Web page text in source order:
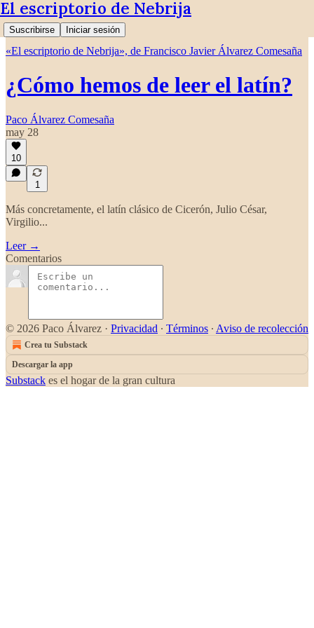
El escriptorio de Nebrija
Suscribirse Iniciar sesión
«El escriptorio de Nebrija», de Francisco Javier Álvarez Comesaña
¿Cómo hemos de leer el latín?
Paco Álvarez Comesaña
may 28
10
1
Más concretamente, el latín clásico de Cicerón, Julio César,
Virgilio...
Leer →
Comentarios
© 2026 Paco Álvarez · Privacidad ∙ Términos ∙ Aviso de recolección
Crea tu Substack
Descargar la app
Substack es el hogar de la gran cultura